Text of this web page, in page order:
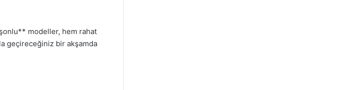
modeller, hem rahat
geçireceğiniz bir akşamda